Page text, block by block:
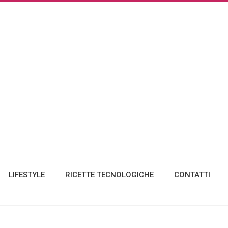
LIFESTYLE RICETTE TECNOLOGICHE CONTATTI